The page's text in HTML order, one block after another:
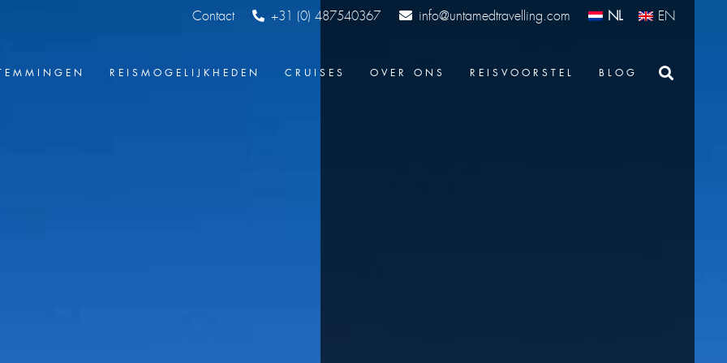
Contact +31 (0) 487540367 info@untamedtravelling.com NL EN
REISMOGELIJKHEDEN CRUISES OVER ONS REISVOORSTEL BLOG